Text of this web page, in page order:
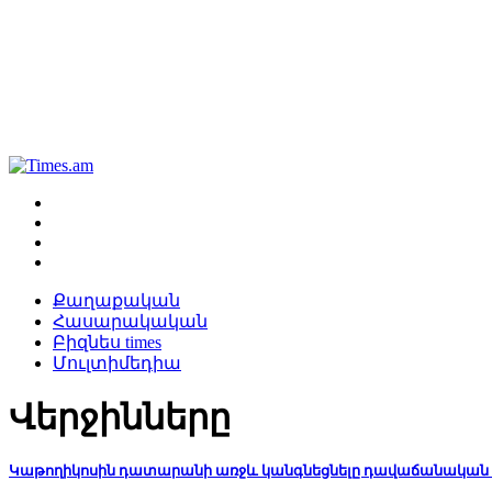
Քաղաքական
Հասարակական
Բիզնես times
Մուլտիմեդիա
Վերջինները
Կաթողիկոսին դատարանի առջև կանգնեցնելը